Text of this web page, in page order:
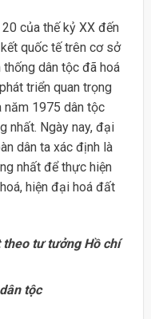
của thế kỷ XX đến
quốc tế trên cơ sở
dân tộc đã hoá
triển quan trọng
năm 1975 dân tộc
nhất. Ngày nay, đại
dân ta xác định là
nhất để thực hiện
hiện đại hoá đất
tư tưởng Hồ chí
tộc